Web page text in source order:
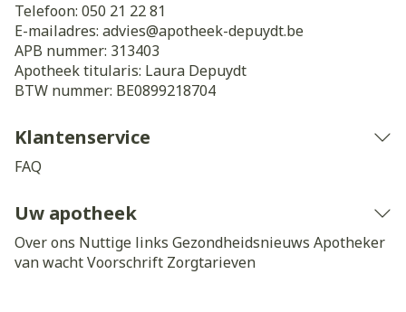
Telefoon: 050 21 22 81
E-mailadres: advies@apotheek-depuydt.be
APB nummer: 313403
Apotheek titularis: Laura Depuydt
BTW nummer: BE0899218704
Klantenservice
FAQ
Uw apotheek
Over ons Nuttige links Gezondheidsnieuws Apotheker
van wachtVoorschrift Zorgtarieven